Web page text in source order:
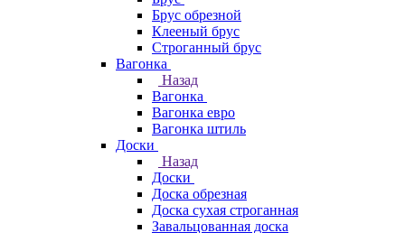
Брус обрезной
Клееный брус
Строганный брус
Вагонка
Назад
Вагонка
Вагонка евро
Вагонка штиль
Доски
Назад
Доски
Доска обрезная
Доска сухая строганная
Завальцованная доска